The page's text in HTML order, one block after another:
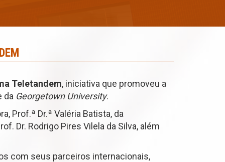
Teletandem, iniciativa que promoveu a
da Georgetown University.
Prof.ª Dr.ª Valéria Batista, da
Dr. Rodrigo Pires Vilela da Silva, além
com seus parceiros internacionais,